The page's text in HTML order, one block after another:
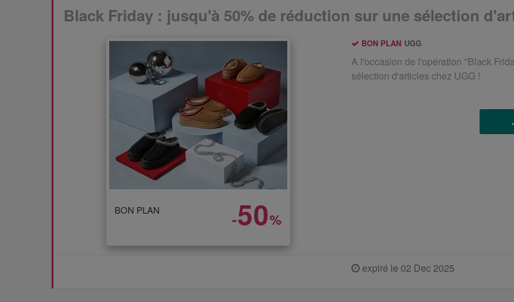
Black Friday : jusqu'à 50% de réduction sur une sélection
BON PLAN -50%
BON PLAN UGG
A l'occasion de l'opération "Black
sélection d'articles chez UGG !
expiré le 02 Dec 2025